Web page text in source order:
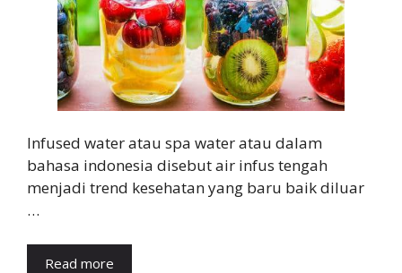
Infused water atau spa water atau dalam
bahasa indonesia disebut air infus tengah
menjadi trend kesehatan yang baru baik diluar
…
Read more